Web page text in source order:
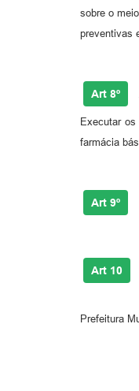
sobre o
preventivas
Art 8º
Executar
farmácia
Art 9º
Art 10
Prefeitura